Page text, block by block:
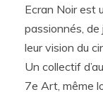
Ecran Noir est
passionnés,
leur vision du
Un collectif
7e Art, même